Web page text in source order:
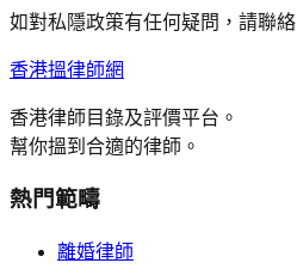
如對私隱政策有任何疑問，請聯絡
香港搵律師網
香港律師目錄及評價平台。
幫你搵到合適的律師。
熱門範疇
離婚律師